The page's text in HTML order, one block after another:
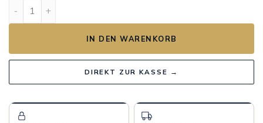
IN DEN WARENKORB
DIREKT ZUR KASSE →